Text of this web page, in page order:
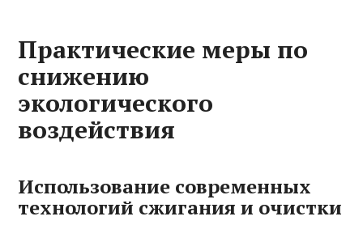
Практические меры по
снижению
экологического
воздействия
Использование современных
технологий сжигания и очистки